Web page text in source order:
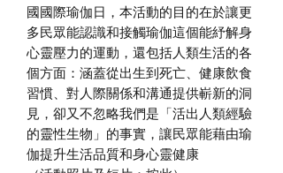
國國際瑜伽日，本活動的目的在於讓更
多民眾能認識和接觸瑜伽這個能紓解身
心靈壓力的運動，還包括人類生活的各
個方面：涵蓋從出生到死亡、健康飲食
習慣、對人際關係和溝通提供嶄新的洞
見，卻又不忽略我們是「活出人類經驗
的靈性生物」的事實，讓民眾能藉由瑜
伽提升生活品質和身心靈健康